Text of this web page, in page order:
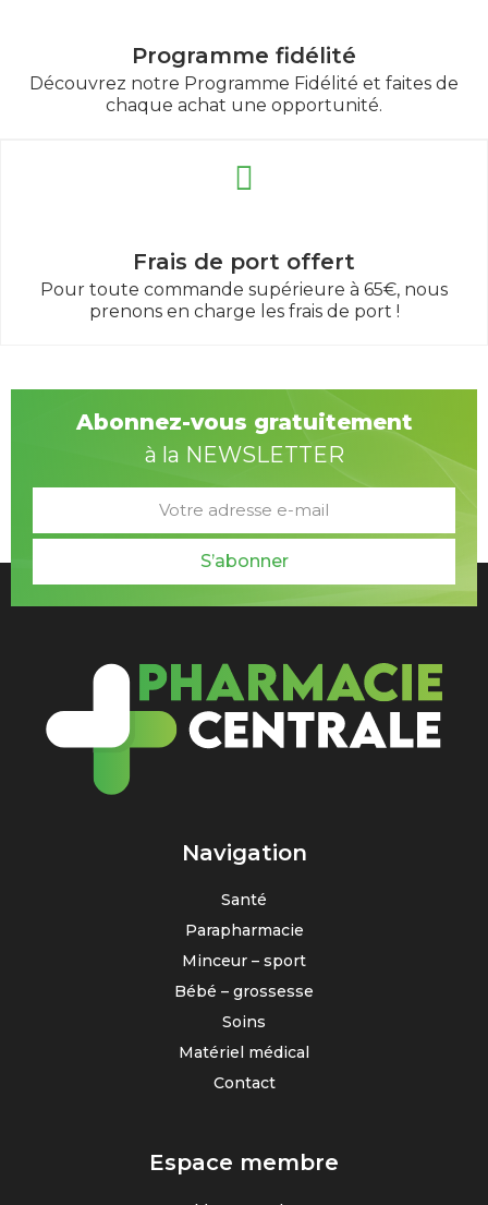
Programme fidélité
Découvrez notre Programme Fidélité et faites de
chaque achat une opportunité.
Frais de port offert
Pour toute commande supérieure à 65€, nous
prenons en charge les frais de port !
Abonnez-vous gratuitement
à la NEWSLETTER
S’abonner
Navigation
Santé
Parapharmacie
Minceur – sport
Bébé – grossesse
Soins
Matériel médical
Contact
Espace membre